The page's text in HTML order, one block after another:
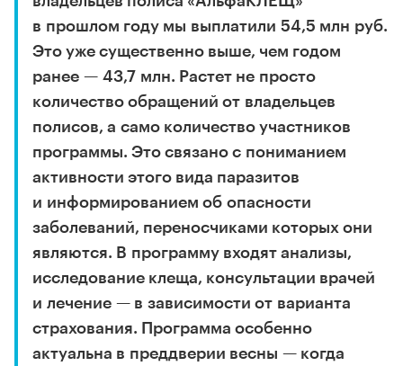
в прошлом году мы выплатили 54,5 млн руб.
Это уже существенно выше, чем годом
ранее — 43,7 млн. Растет не просто
количество обращений от владельцев
полисов, а само количество участников
программы. Это связано с пониманием
активности этого вида паразитов
и информированием об опасности
заболеваний, переносчиками которых они
являются. В программу входят анализы,
исследование клеща, консультации врачей
и лечение — в зависимости от варианта
страхования. Программа особенно
актуальна в преддверии весны — когда